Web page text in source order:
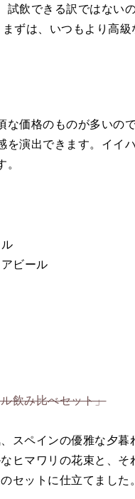
飲できる訳ではない
ずは、いつもより高
価格のものが多いの
演出できます。イイ
ビール
飲み比べセット」
スペインの優雅な夕
ヒマワリの花束と、そ
セットに仕立てました。